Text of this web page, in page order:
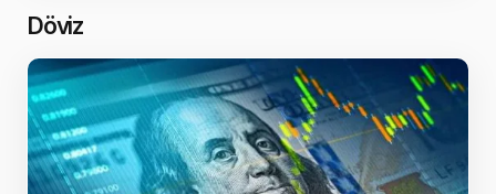
revizyonu beklent…
Döviz